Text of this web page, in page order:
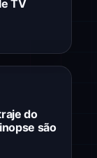
TV
do
são